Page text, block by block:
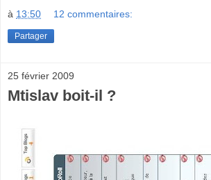
à 13:50 12 commentaires:
Partager
25 février 2009
Mtislav boit-il ?